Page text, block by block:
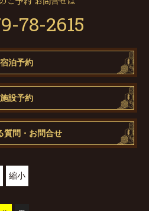
78-2615
宿泊予約
施設予約
質問・お問合せ
縮小